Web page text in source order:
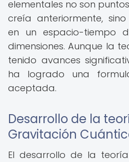
elementales no son
creía anteriormente,
en un espacio-tiempo
dimensiones. Aunque la
tenido avances
ha logrado una
aceptada.
Desarrollo de la
Gravitación
El desarrollo de la